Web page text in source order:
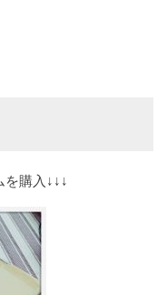
購入↓↓↓